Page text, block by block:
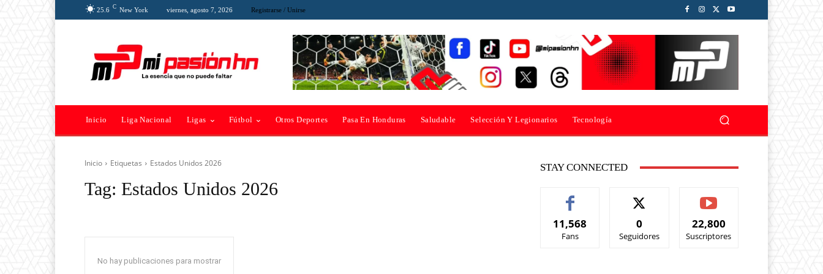
25.6 C New York viernes, agosto 7, 2026 Registrarse / Unirse
Inicio Liga Nacional Ligas Fútbol Otros Deportes Pasa En Honduras Saludable Selección Y Legionarios Tecnología
Inicio Etiquetas Estados Unidos 2026
Tag: Estados Unidos 2026
No hay publicaciones para mostrar
STAY CONNECTED
11,568
Fans
0
Seguidores
22,800
Suscriptores